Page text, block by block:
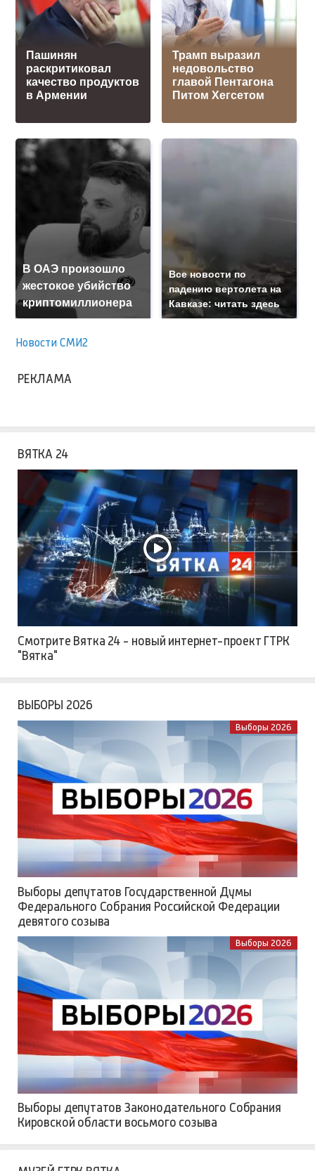
Пашинян
раскритиковал
качество продуктов
в Армении
Трамп выразил
недовольство
главой Пентагона
Питом Хегсетом
В ОАЭ произошло
жестокое убийство
криптомиллионера
Все новости по
падению вертолета на
Кавказе: читать здесь
Новости СМИ2
РЕКЛАМА
ВЯТКА 24
Смотрите Вятка 24 - новый интернет-проект ГТРК
"Вятка"
ВЫБОРЫ 2026
Выборы 2026
Выборы депутатов Государственной Думы
Федерального Собрания Российской Федерации
девятого созыва
Выборы 2026
Выборы депутатов Законодательного Собрания
Кировской области восьмого созыва